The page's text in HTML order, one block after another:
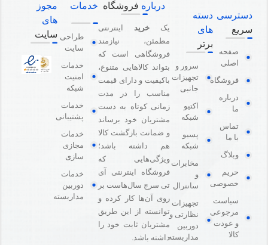
دسترسی
سریع
صفحه
اصلی
فروشگاه
درباره
ما
تماس
با ما
وبلاگ
حریم
خصوصی
سیاست
مرجوعی
و عودت
کالا
دسته
های
برتر
سرور و
تجهیزات
جانبی
اکتیو
شبکه
پسیو
شبکه
مخابرات
و
سانترال
تجهیزات
نظارتی و
دوربین
مداربسته
درباره فروشگاه
یک خرید اینترنتی
مطمئن، نیازمند
فروشگاهی است که
بتواند کالاهایی متنوع،
باکیفیت و دارای قیمت
مناسب را در مدت
زمانی کوتاه به دست
مشتریان خود برساند
و ضمانت بازگشت کالا
هم داشته باشد؛
ویژگی‌هایی که
فروشگاه اینترنتی آی
تی سرچ سال‌هاست بر
روی آن‌ها کار کرده و
توانسته از این طریق
مشتریان ثابت خود را
داشته باشد.
خدمات
طراحی
سایت
خدمات
امنیت
شبکه
خدمات
پشتیبانی
خدمات
مجازی
سازی
خدمات
دوربین
مداربسته
مجوز
های
سایت